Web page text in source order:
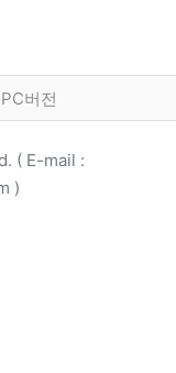
PC버전
( E-mail :
)